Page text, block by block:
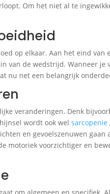
Om het niet al te
op elkaar. Aan het eind van
van de wedstrijd. Wanneer je
nu net een belangrijk
veranderingen. Denk
wordt ook welsarcopenie
en gevoelszenuwen
motoriek voorzichtiger en